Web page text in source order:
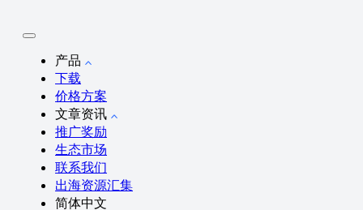
产品
下载
价格方案
文章资讯
推广奖励
生态市场
联系我们
出海资源汇集
简体中文